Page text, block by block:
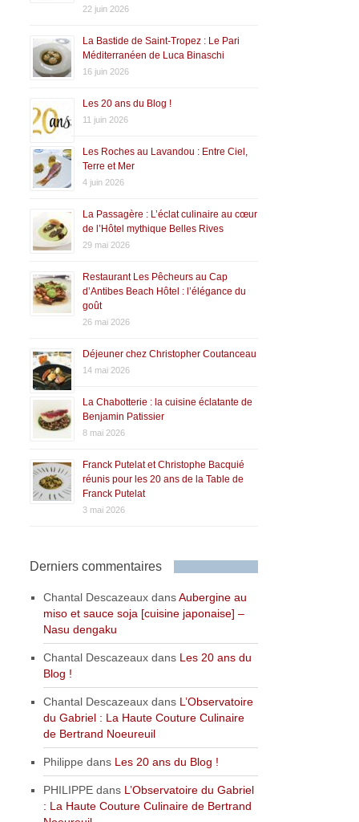
22 juin 2026
La Bastide de Saint-Tropez : Le Pari
Méditerranéen de Luca Binaschi
16 juin 2026
Les 20 ans du Blog !
11 juin 2026
Les Roches au Lavandou : Entre Ciel,
Terre et Mer
4 juin 2026
La Passagère : L’éclat culinaire au cœur
de l’Hôtel mythique Belles Rives
29 mai 2026
Restaurant Les Pêcheurs au Cap
d’Antibes Beach Hôtel : l’élégance du
goût
26 mai 2026
Déjeuner chez Christopher Coutanceau
14 mai 2026
La Chabotterie : la cuisine éclatante de
Benjamin Patissier
8 mai 2026
Franck Putelat et Christophe Bacquié
réunis pour les 20 ans de la Table de
Franck Putelat
3 mai 2026
Derniers commentaires
Chantal Descazeaux dansAubergine au
miso et sauce soja [cuisine japonaise] –
Nasu dengaku
Chantal Descazeaux dans Les 20 ans du
Blog !
Chantal Descazeaux dans L’Observatoire
du Gabriel : La Haute Couture Culinaire
de Bertrand Noeureuil
Philippe dans Les 20 ans du Blog !
PHILIPPE dans L’Observatoire du Gabriel
: La Haute Couture Culinaire de Bertrand